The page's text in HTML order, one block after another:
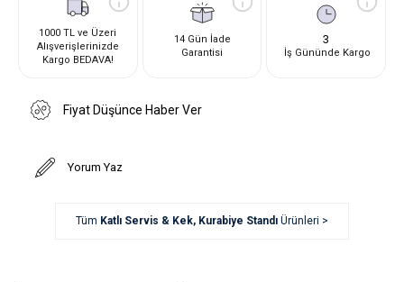
1000 TL ve Üzeri
Alışverişlerinizde
Kargo BEDAVA!
14 Gün İade
Garantisi
3
İş Gününde Kargo
Fiyat Düşünce Haber Ver
Yorum Yaz
Tüm Katlı Servis & Kek, Kurabiye StandıÜrünleri >